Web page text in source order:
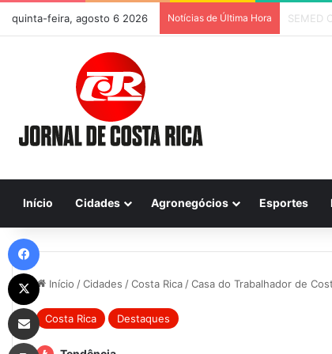
quinta-feira, agosto 6 2026 Notícias de Última Hora
Início Cidades Agronegócios Esportes
Início /Cidades /Costa Rica /Casa do Trabalhador de
Costa Rica Destaques
Compartilhar via e-mail